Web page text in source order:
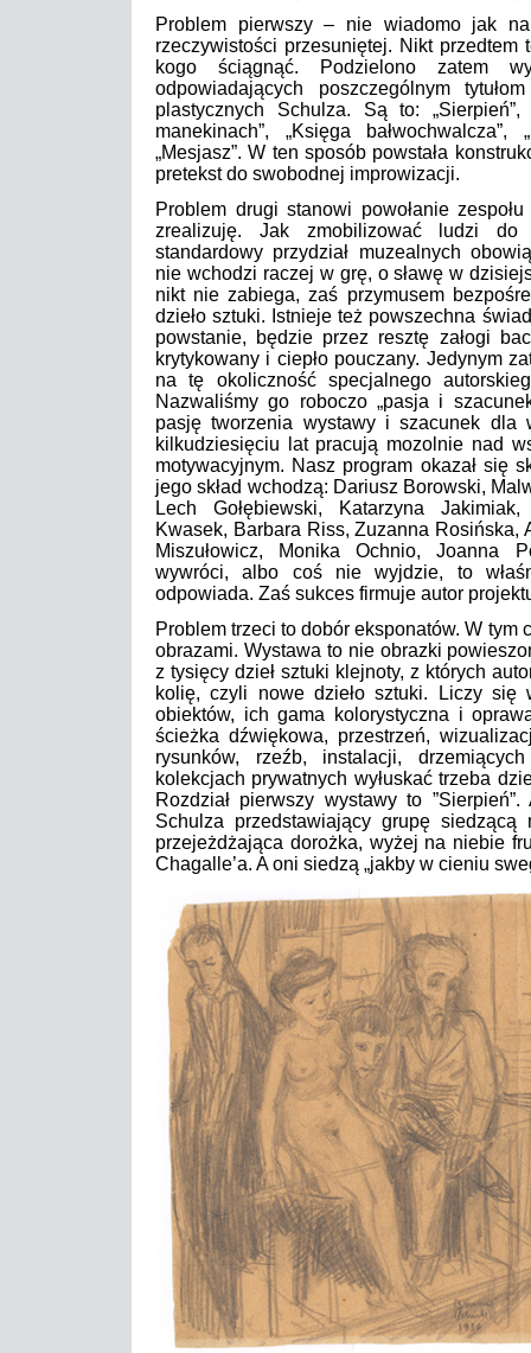
Problem pierwszy – nie wiadomo jak
rzeczywistości przesuniętej. Nikt przedtem
kogo ściągnąć. Podzielono zatem
odpowiadających poszczególnym
plastycznych Schulza. Są to:
manekinach”, „Księga bałwochwalcza”,
„Mesjasz”. W ten sposób powstała
pretekst do swobodnej improwizacji.
Problem drugi stanowi powołanie
zrealizuję. Jak zmobilizować ludzi
standardowy przydział muzealnych
nie wchodzi raczej w grę, o sławę w
nikt nie zabiega, zaś przymusem
dzieło sztuki. Istnieje też powszechna
powstanie, będzie przez resztę załogi
krytykowany i ciepło pouczany. Jedynym
na tę okoliczność specjalnego
Nazwaliśmy go roboczo „pasja i
pasję tworzenia wystawy i szacunek dla
kilkudziesięciu lat pracują mozolnie nad
motywacyjnym. Nasz program okazał się
jego skład wchodzą: Dariusz Borowski,
Lech Gołębiewski, Katarzyna
Kwasek, Barbara Riss, Zuzanna Rosińska,
Miszułowicz, Monika Ochnio, Joanna
wywróci, albo coś nie wyjdzie, to
odpowiada. Zaś sukces firmuje autor
Problem trzeci to dobór eksponatów. W tym
obrazami. Wystawa to nie obrazki
z tysięcy dzieł sztuki klejnoty, z których
kolię, czyli nowe dzieło sztuki. Liczy się
obiektów, ich gama kolorystyczna i
ścieżka dźwiękowa, przestrzeń,
rysunków, rzeźb, instalacji,
kolekcjach prywatnych wyłuskać trzeba
Rozdział pierwszy wystawy to
Schulza przedstawiający grupę
przejeżdżająca dorożka, wyżej na niebie
Chagalle’a. A oni siedzą „jakby w cieniu